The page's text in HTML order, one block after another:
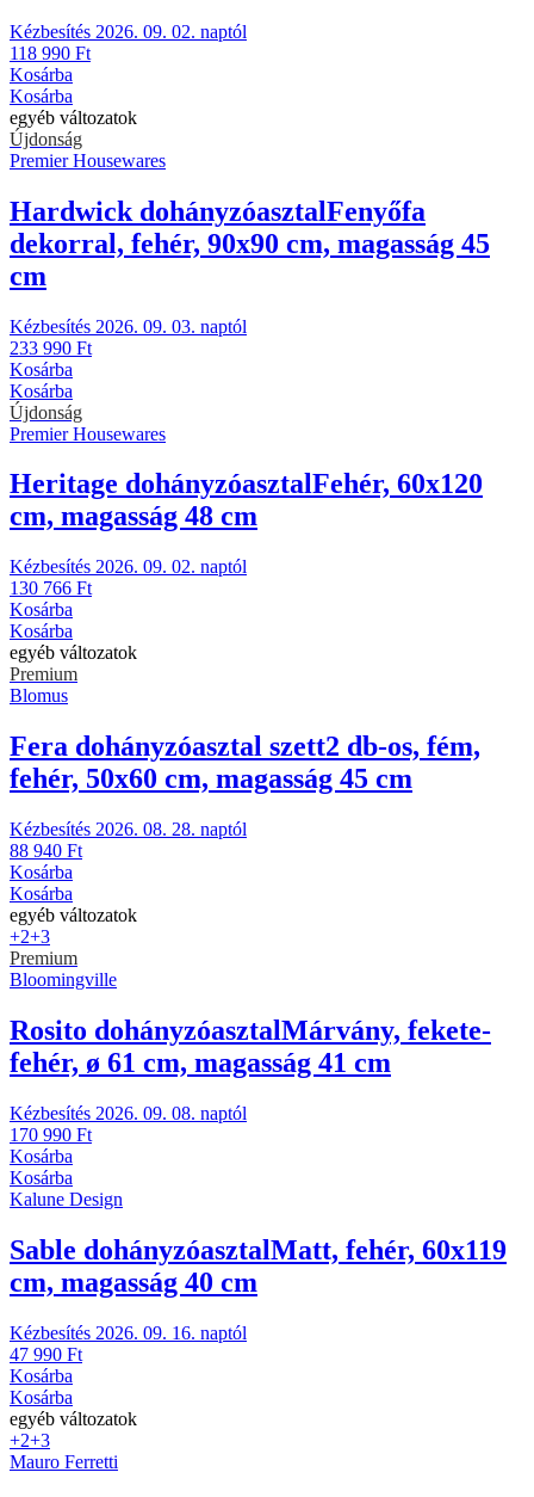
Kézbesítés 2026. 09. 02. naptól
118 990 Ft
Kosárba
Kosárba
egyéb változatok
Újdonság
Premier Housewares
Hardwick dohányzóasztalFenyőfa
dekorral, fehér, 90x90 cm, magasság 45
cm
Kézbesítés 2026. 09. 03. naptól
233 990 Ft
Kosárba
Kosárba
Újdonság
Premier Housewares
Heritage dohányzóasztalFehér, 60x120
cm, magasság 48 cm
Kézbesítés 2026. 09. 02. naptól
130 766 Ft
Kosárba
Kosárba
egyéb változatok
Premium
Blomus
Fera dohányzóasztal szett2 db-os, fém,
fehér, 50x60 cm, magasság 45 cm
Kézbesítés 2026. 08. 28. naptól
88 940 Ft
Kosárba
Kosárba
egyéb változatok
+2+3
Premium
Bloomingville
Rosito dohányzóasztalMárvány, fekete-
fehér, ø 61 cm, magasság 41 cm
Kézbesítés 2026. 09. 08. naptól
170 990 Ft
Kosárba
Kosárba
Kalune Design
Sable dohányzóasztalMatt, fehér, 60x119
cm, magasság 40 cm
Kézbesítés 2026. 09. 16. naptól
47 990 Ft
Kosárba
Kosárba
egyéb változatok
+2+3
Mauro Ferretti